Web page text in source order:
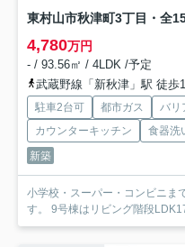
4,780万円
- / 93.56㎡ / 4LDK /予定
武蔵野線「新秋津」駅 徒歩
駐車2台可 都市ガス バリ
カウンターキッチン
食器洗
新築
小学校・スーパー・コンビニま
す。 9号棟はリビング階段